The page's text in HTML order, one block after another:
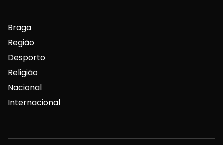
Braga
Região
Desporto
Religião
Nacional
Internacional